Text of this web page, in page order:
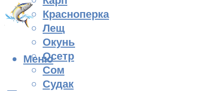
Красноперка
Лещ
Окунь
Осетр
Сом
Судак
Меню